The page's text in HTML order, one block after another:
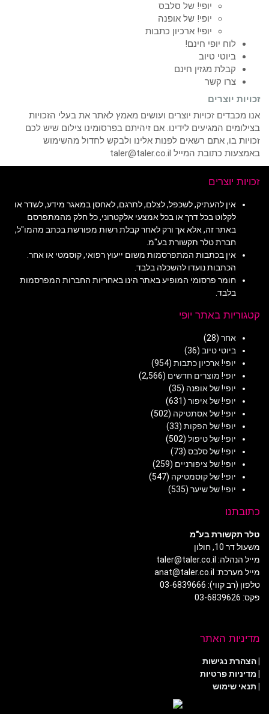
יופי! של סלבס
יופי! של אופנה
יופי! ארכיון כתבות
לוח יופי חינם!
ביוטי טיוב
קבלת מגזין חינם
צרו קשר
זכויות יוצרים
אנו מכבדים זכויות יוצרים ועושים מאמץ לאתר את בעלי הזכויות
בצילומים המגיעים לידינו. אם זיהיתם בפרסומינו צילום שיש לכם
זכויות בו, אתם רשאים לפנות אלינו ולבקש לחדול מהשימוש
באמצעות כתובת המייל taler@taler.co.il
זכויות יוצרים
אין להעתיק, לשכפל, לצלם, לתרגם, לאחסן במאגר מידע, לשדר או
לקלוט בכל דרך או בכל אמצעי אלקטרוני, כל חלק מהמתפרסם
באתר זה, אלא אך ורק לאחר קבלת רשות מפורשת בכתב מהמו"ל,
חברת טלר תקשורת בע"מ.
אין בכתבות המתפרסמות משום ייעוץ רפואי, קוסמטי או אחר.
הכתבות נועדו להשכלה בלבד.
חומר פרסומי המופיע באתר הינו באחריות החברות המפרסמות
בלבד.
קטגוריות באתר יופי
אחר (28)
ביוטי טיוב (36)
יופי! ארכיון כתבות (954)
יופי! מוצרים חדשים (2,566)
יופי! של אופנה (35)
יופי! של איפור (631)
יופי! של אסתטיקה (502)
יופי! של הפקות (33)
יופי! של טיפול (502)
יופי! של סלבס (73)
יופי! של ציפורניים (259)
יופי! של קוסמטיקה (547)
יופי! של שיער (535)
כתובתנו
טלר תקשורת בע"מ
משעול דר 10, חולון
מייל הנהלה: taler@taler.co.il
מייל מערכת: anat@taler.co.il
טלפון (רב קווי): 03-6839666
פקס: 03-6839626
מדיניות האתר
הצהרת נגישות
מדיניות פרטיות
| תנאי שימוש